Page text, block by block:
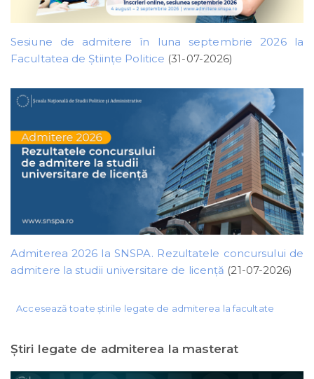
Sesiune de admitere în luna septembrie 2026 la
Facultatea de Științe Politice (31-07-2026)
Admiterea 2026 la SNSPA. Rezultatele concursului de
admitere la studii universitare de licență (21-07-2026)
Accesează toate știrile legate de admiterea la facultate
Ştiri legate de admiterea la masterat